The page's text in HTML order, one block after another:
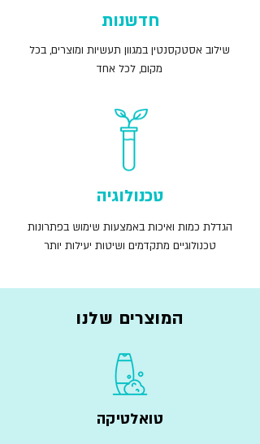
חדשנות
שילוב אסטקסנטין במגוון תעשיות ומוצרים, בכל
מקום, לכל אחד
טכנולוגיה
הגדלת כמות ואיכות באמצעות שימוש בפתרונות
טכנולוגיים מתקדמים ושיטות יעילות יותר
המוצרים שלנו
טואלטיקה